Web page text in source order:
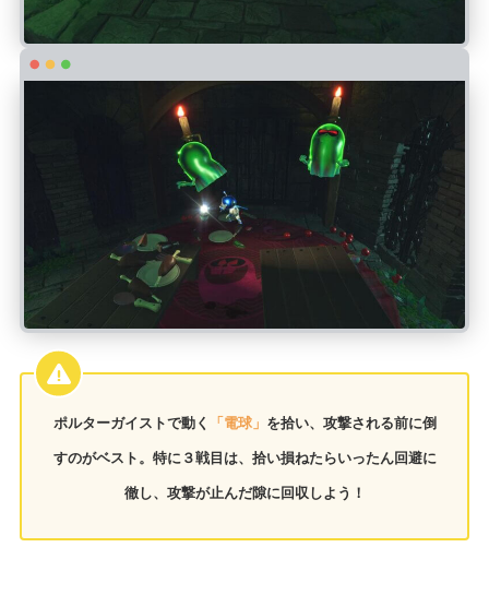
ポルターガイストで動く 「電球」 を拾い、攻撃される前に倒
すのがベスト。特に３戦目は、拾い損ねたらいったん回避に
徹し、攻撃が止んだ隙に回収しよう！